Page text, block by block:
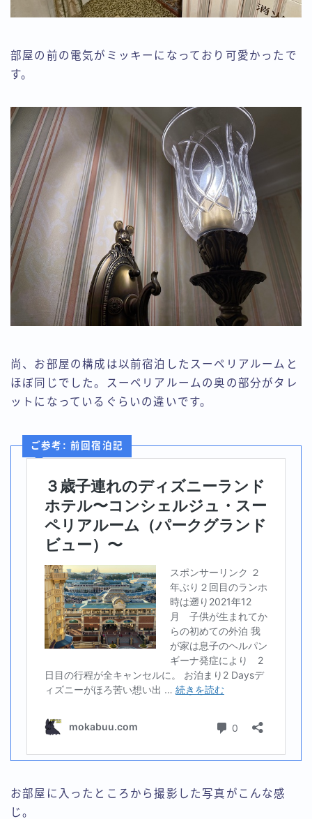
部屋の前の電気がミッキーになっており可愛かったで
す。
尚、お部屋の構成は以前宿泊したスーペリアルームと
ほぼ同じでした。スーペリアルームの奥の部分がタレ
ットになっているぐらいの違いです。
ご参考: 前回宿泊記
お部屋に入ったところから撮影した写真がこんな感
じ。